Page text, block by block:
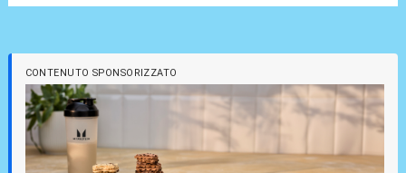
CONTENUTO SPONSORIZZATO